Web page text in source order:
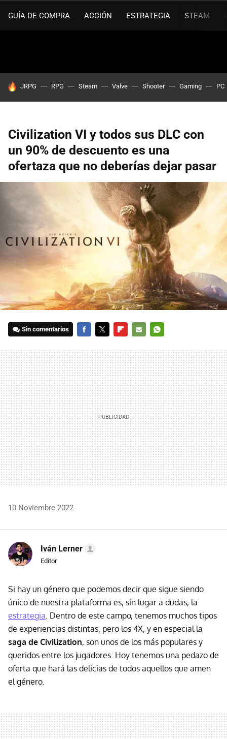
GUÍA DE COMPRA ACCIÓN ESTRATEGIA STEAM
HOY SE HABLA DE
JRPG RPG Steam Valve Shooter Gaming PC
Civilization VI y todos sus DLC con
un 90% de descuento es una
ofertaza que no deberías dejar pasar
Sin comentarios
MAIL
10 Noviembre 2022
Iván Lerner
Editor
Si hay un género que podemos decir que sigue siendo
único de nuestra plataforma es, sin lugar a dudas, la
estrategia . Dentro de este campo, tenemos muchos tipos
de experiencias distintas, pero los 4X, y en especial la
saga de Civilization, son unos de los más populares y
queridos entre los jugadores. Hoy tenemos una pedazo de
oferta que hará las delicias de todos aquellos que amen
el género.